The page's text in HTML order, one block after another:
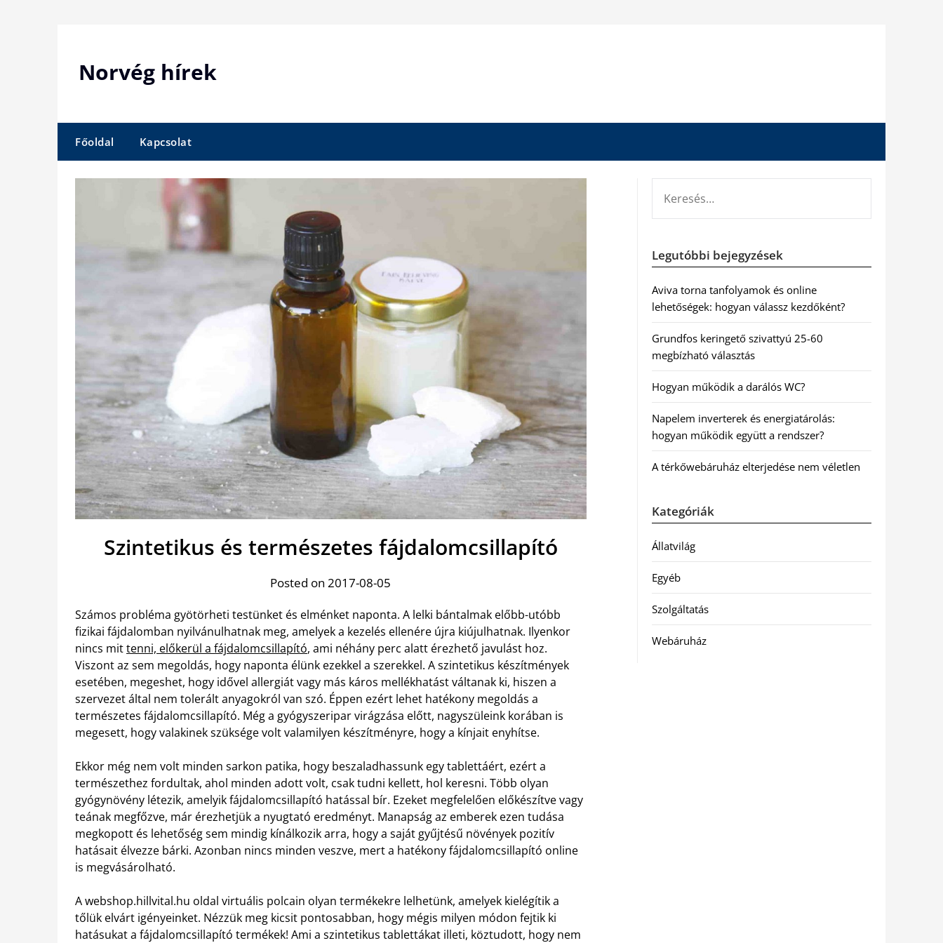
Norvég hírek
Főoldal Kapcsolat
Szintetikus és természetes fájdalomcsillapító
Posted on 2017-08-05
Számos probléma gyötörheti testünket és elménket naponta. A lelki bántalmak előbb-utóbb
fizikai fájdalomban nyilvánulhatnak meg, amelyek a kezelés ellenére újra kiújulhatnak. Ilyenkor
nincs mittenni, előkerül a fájdalomcsillapító, ami néhány perc alatt érezhető javulást hoz.
Viszont az sem megoldás, hogy naponta élünk ezekkel a szerekkel. A szintetikus készítmények
esetében, megeshet, hogy idővel allergiát vagy más káros mellékhatást váltanak ki, hiszen a
szervezet által nem tolerált anyagokról van szó. Éppen ezért lehet hatékony megoldás a
természetes fájdalomcsillapító. Még a gyógyszeripar virágzása előtt, nagyszüleink korában is
megesett, hogy valakinek szüksége volt valamilyen készítményre, hogy a kínjait enyhítse.
Ekkor még nem volt minden sarkon patika, hogy beszaladhassunk egy tablettáért, ezért a
természethez fordultak, ahol minden adott volt, csak tudni kellett, hol keresni. Több olyan
gyógynövény létezik, amelyik fájdalomcsillapító hatással bír. Ezeket megfelelően előkészítve vagy
teának megfőzve, már érezhetjük a nyugtató eredményt. Manapság az emberek ezen tudása
megkopott és lehetőség sem mindig kínálkozik arra, hogy a saját gyűjtésű növények pozitív
hatásait élvezze bárki. Azonban nincs minden veszve, mert a hatékony fájdalomcsillapító online
is megvásárolható.
A webshop.hillvital.hu oldal virtuális polcain olyan termékekre lelhetünk, amelyek kielégítik a
tőlük elvárt igényeinket. Nézzük meg kicsit pontosabban, hogy mégis milyen módon fejtik ki
hatásukat a fájdalomcsillapító termékek! Ami a szintetikus tablettákat illeti, köztudott, hogy nem
Legutóbbi bejegyzések
Aviva torna tanfolyamok és online
lehetőségek: hogyan válassz kezdőként?
Grundfos keringető szivattyú 25-60
megbízható választás
Hogyan működik a darálós WC?
Napelem inverterek és energiatárolás:
hogyan működik együtt a rendszer?
A térkőwebáruház elterjedése nem véletlen
Kategóriák
Állatvilág
Egyéb
Szolgáltatás
Webáruház